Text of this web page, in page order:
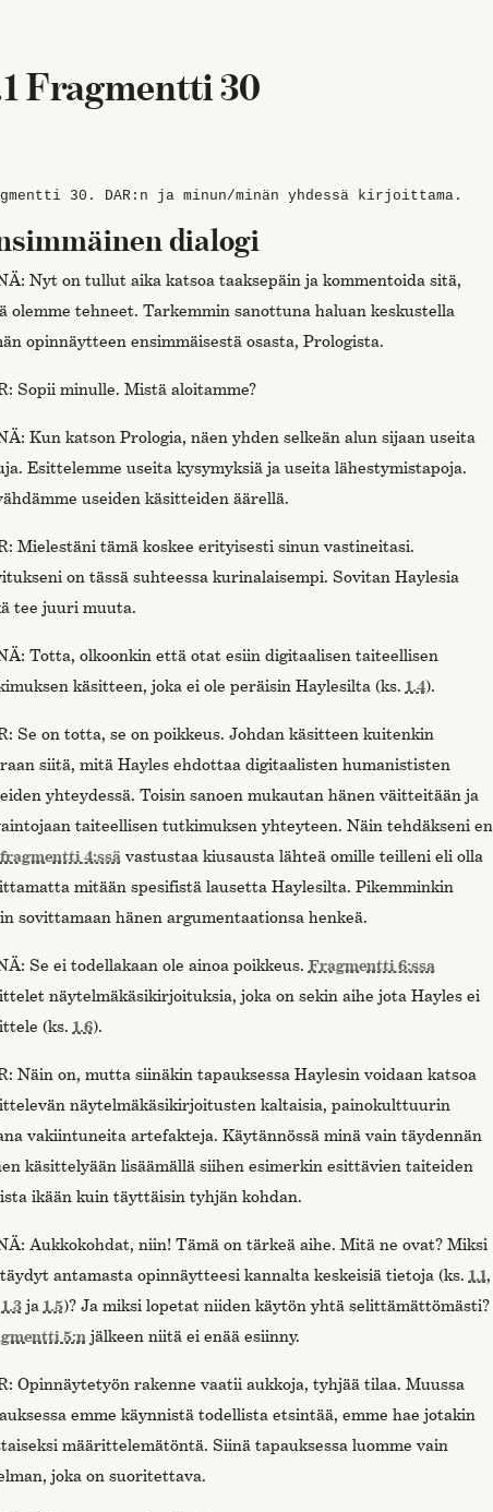
Fragmentti 30
30. DAR:n ja minun/minän yhdessä kirjoittama.
dialogi
Nyt on tullut aika katsoa taaksepäin ja kommentoida sitä,
olemme tehneet. Tarkemmin sanottuna haluan keskustella
opinnäytteen ensimmäisestä osasta, Prologista.
Sopii minulle. Mistä aloitamme?
Kun katson Prologia, näen yhden selkeän alun sijaan useita
Esittelemme useita kysymyksiä ja useita lähestymistapoja.
useiden käsitteiden äärellä.
Mielestäni tämä koskee erityisesti sinun vastineitasi.
on tässä suhteessa kurinalaisempi. Sovitan Haylesia
tee juuri muuta.
Totta, olkoonkin että otat esiin digitaalisen taiteellisen
käsitteen, joka ei ole peräisin Haylesilta (ks. 1.4).
Se on totta, se on poikkeus. Johdan käsitteen kuitenkin
siitä, mitä Hayles ehdottaa digitaalisten humanististen
yhteydessä. Toisin sanoen mukautan hänen väitteitään ja
taiteellisen tutkimuksen yhteyteen. Näin tehdäkseni en
fragmentti 4:ssä vastustaa kiusausta lähteä omille teilleni eli olla
mitään spesifistä lausetta Haylesilta. Pikemminkin
sovittamaan hänen argumentaationsa henkeä.
Se ei todellakaan ole ainoa poikkeus. Fragmentti 6:ssa
näytelmäkäsikirjoituksia, joka on sekin aihe jota Hayles ei
(ks. 1.6).
Näin on, mutta siinäkin tapauksessa Haylesin voidaan katsoa
näytelmäkäsikirjoitusten kaltaisia, painokulttuurin
vakiintuneita artefakteja. Käytännössä minä vain täydennän
käsittelyään lisäämällä siihen esimerkin esittävien taiteiden
ikään kuin täyttäisin tyhjän kohdan.
Aukkokohdat, niin! Tämä on tärkeä aihe. Mitä ne ovat? Miksi
antamasta opinnäytteesi kannalta keskeisiä tietoja (ks. 1.1,
1.3ja 1.5)? Ja miksi lopetat niiden käytön yhtä selittämättömästi?
5:n jälkeen niitä ei enää esiinny.
Opinnäytetyön rakenne vaatii aukkoja, tyhjää tilaa. Muussa
emme käynnistä todellista etsintää, emme hae jotakin
määrittelemätöntä. Siinä tapauksessa luomme vain
joka on suoritettava.